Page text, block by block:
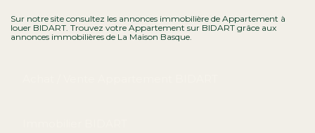
Contact
Sur notre site consultez les annonces immobilière de Appartement à
louer BIDART. Trouvez votre Appartement sur BIDART grâce aux
annonces immobilières de La Maison Basque.